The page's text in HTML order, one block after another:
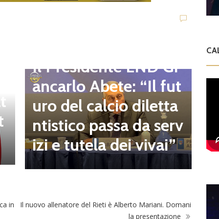
Il Presidente LND Gi
ancarlo Abete: “Il fut
uro del calcio diletta
ntistico passa da serv
izi e tutela dei vivai”
in
Il nuovo allenatore del Rieti è Alberto Mariani. Domani
la presentazione